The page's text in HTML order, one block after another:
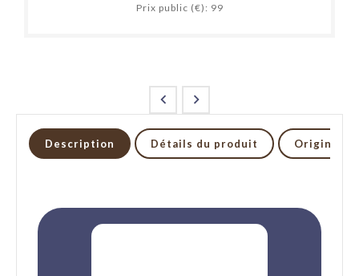
Prix public (€): 99
 
Description Détails du produit Origine